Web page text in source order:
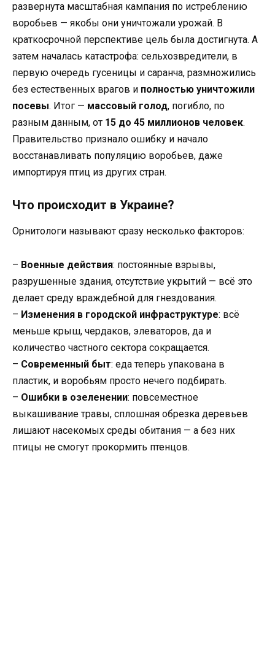
развернута масштабная кампания по истреблению
воробьев — якобы они уничтожали урожай. В
краткосрочной перспективе цель была достигнута. А
затем началась катастрофа: сельхозвредители, в
первую очередь гусеницы и саранча, размножились
без естественных врагов и полностью уничтожили
посевы. Итог — массовый голод, погибло, по
разным данным, от 15 до 45 миллионов человек.
Правительство признало ошибку и начало
восстанавливать популяцию воробьев, даже
импортируя птиц из других стран.
Что происходит в Украине?
Орнитологи называют сразу несколько факторов:
– Военные действия: постоянные взрывы,
разрушенные здания, отсутствие укрытий — всё это
делает среду враждебной для гнездования.
– Изменения в городской инфраструктуре: всё
меньше крыш, чердаков, элеваторов, да и
количество частного сектора сокращается.
– Современный быт: еда теперь упакована в
пластик, и воробьям просто нечего подбирать.
– Ошибки в озеленении: повсеместное
выкашивание травы, сплошная обрезка деревьев
лишают насекомых среды обитания — а без них
птицы не смогут прокормить птенцов.